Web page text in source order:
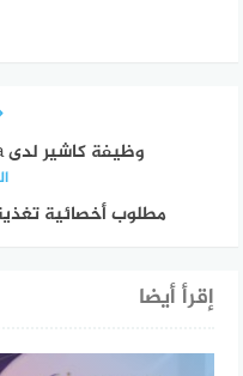
وظيفة كاشير لدى House of Pasta في عمّان
مطلوب أخصائية
إقرأ أيضا